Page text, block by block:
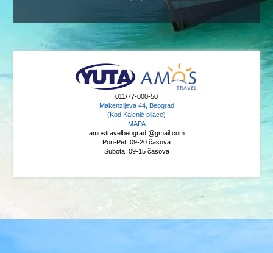
011/77-000-50
Makenzijeva 44, Beograd
(Kod Kalenić pijace)
MAPA
amostravelbeograd @gmail.com
Pon-Pet: 09-20 časova
Subota: 09-15 časova